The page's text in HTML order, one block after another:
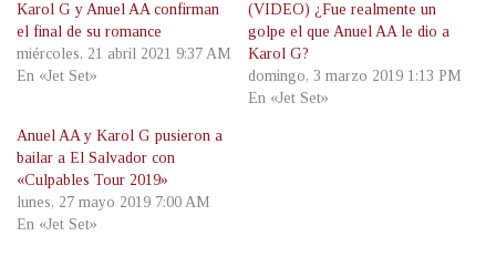
Karol G y Anuel AA confirman
el final de su romance
miércoles, 21 abril 2021 9:37 AM
En «Jet Set»
(VIDEO) ¿Fue realmente un
golpe el que Anuel AA le dio a
Karol G?
domingo, 3 marzo 2019 1:13 PM
En «Jet Set»
Anuel AA y Karol G pusieron a
bailar a El Salvador con
«Culpables Tour 2019»
lunes, 27 mayo 2019 7:00 AM
En «Jet Set»